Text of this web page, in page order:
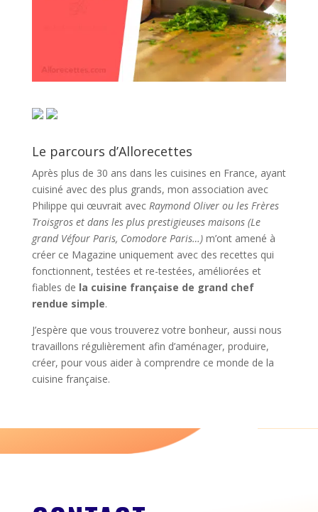
Le parcours d’Allorecettes
Après plus de 30 ans dans les cuisines en France, ayant
cuisiné avec des plus grands, mon association avec
Philippe qui œuvrait avec Raymond Oliver ou les Frères
Troisgros et dans les plus prestigieuses maisons (Le
grand Véfour Paris, Comodore Paris…)m’ont amené à
créer ce Magazine uniquement avec des recettes qui
fonctionnent, testées et re-testées, améliorées et
fiables de la cuisine française de grand chef
rendue simple.
J’espère que vous trouverez votre bonheur, aussi nous
travaillons régulièrement afin d’aménager, produire,
créer, pour vous aider à comprendre ce monde de la
cuisine française.